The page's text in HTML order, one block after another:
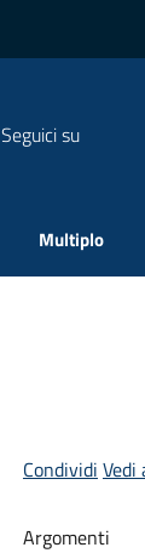
Seguici su
Multiplo
Condividi Vedi
Argomenti